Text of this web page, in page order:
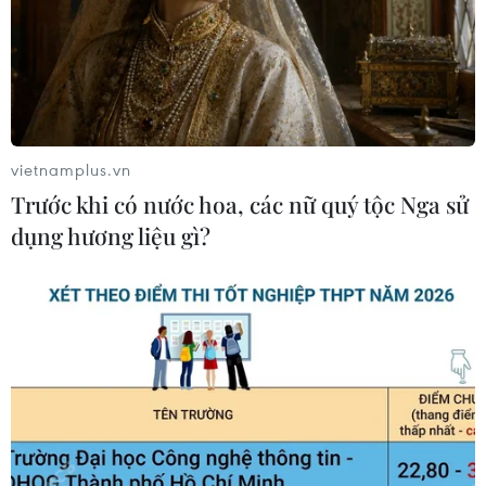
vietnamplus.vn
Trước khi có nước hoa, các nữ quý tộc Nga sử
dụng hương liệu gì?